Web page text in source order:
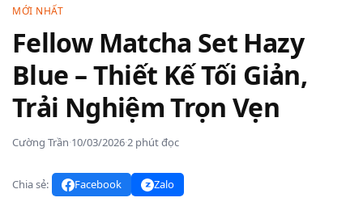
MỚI NHẤT
Fellow Matcha Set Hazy
Blue – Thiết Kế Tối Giản,
Trải Nghiệm Trọn Vẹn
Cường Trần·10/03/2026·2 phút đọc
Chia sẻ: Facebook Zalo